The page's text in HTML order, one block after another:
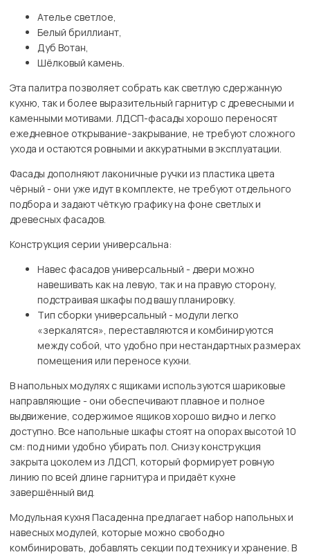
Ателье светлое,
Белый бриллиант,
Дуб Вотан,
Шёлковый камень.
Эта палитра позволяет собрать как светлую сдержанную
кухню, так и более выразительный гарнитур с древесными и
каменными мотивами. ЛДСП-фасады хорошо переносят
ежедневное открывание-закрывание, не требуют сложного
ухода и остаются ровными и аккуратными в эксплуатации.
Фасады дополняют лаконичные ручки из пластика цвета
чёрный - они уже идут в комплекте, не требуют отдельного
подбора и задают чёткую графику на фоне светлых и
древесных фасадов.
Конструкция серии универсальна:
Навес фасадов универсальный - двери можно
навешивать как на левую, так и на правую сторону,
подстраивая шкафы под вашу планировку.
Тип сборки универсальный - модули легко
«зеркалятся», переставляются и комбинируются
между собой, что удобно при нестандартных размерах
помещения или переносе кухни.
В напольных модулях с ящиками используются шариковые
направляющие - они обеспечивают плавное и полное
выдвижение, содержимое ящиков хорошо видно и легко
доступно. Все напольные шкафы стоят на опорах высотой 10
см: под ними удобно убирать пол. Снизу конструкция
закрыта цоколем из ЛДСП, который формирует ровную
линию по всей длине гарнитура и придаёт кухне
завершённый вид.
Модульная кухня Пасаденна предлагает набор напольных и
навесных модулей, которые можно свободно
комбинировать, добавлять секции под технику и хранение. В